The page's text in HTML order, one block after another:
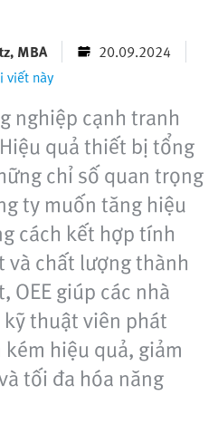
MBA
20.09.2024
viết này
nghiệp cạnh tranh
quả thiết bị tổng
chỉ số quan trọng
ty muốn tăng hiệu
cách kết hợp tính
và chất lượng thành
OEE giúp các nhà
thuật viên phát
hiệu quả, giảm
tối đa hóa năng